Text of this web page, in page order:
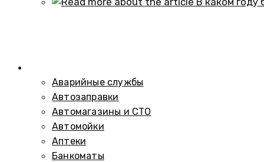
Аварийные службы
Автозаправки
Автомагазины и СТО
Автомойки
Аптеки
Банкоматы